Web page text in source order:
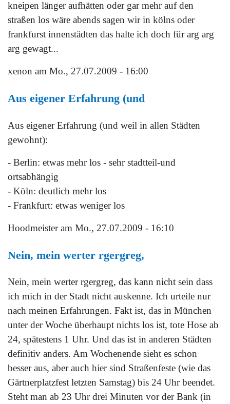
kneipen länger aufhätten oder gar mehr auf den
straßen los wäre abends sagen wir in kölns oder
frankfurst innenstädten das halte ich doch für arg arg
arg gewagt...
xenon am Mo., 27.07.2009 - 16:00
Aus eigener Erfahrung (und
Aus eigener Erfahrung (und weil in allen Städten
gewohnt):
- Berlin: etwas mehr los - sehr stadtteil-und
ortsabhängig
- Köln: deutlich mehr los
- Frankfurt: etwas weniger los
Hoodmeisteram Mo., 27.07.2009 - 16:10
Nein, mein werter rgergreg,
Nein, mein werter rgergreg, das kann nicht sein dass
ich mich in der Stadt nicht auskenne. Ich urteile nur
nach meinen Erfahrungen. Fakt ist, das in München
unter der Woche überhaupt nichts los ist, tote Hose ab
24, spätestens 1 Uhr. Und das ist in anderen Städten
definitiv anders. Am Wochenende sieht es schon
besser aus, aber auch hier sind Straßenfeste (wie das
Gärtnerplatzfest letzten Samstag) bis 24 Uhr beendet.
Steht man ab 23 Uhr drei Minuten vor der Bank (in